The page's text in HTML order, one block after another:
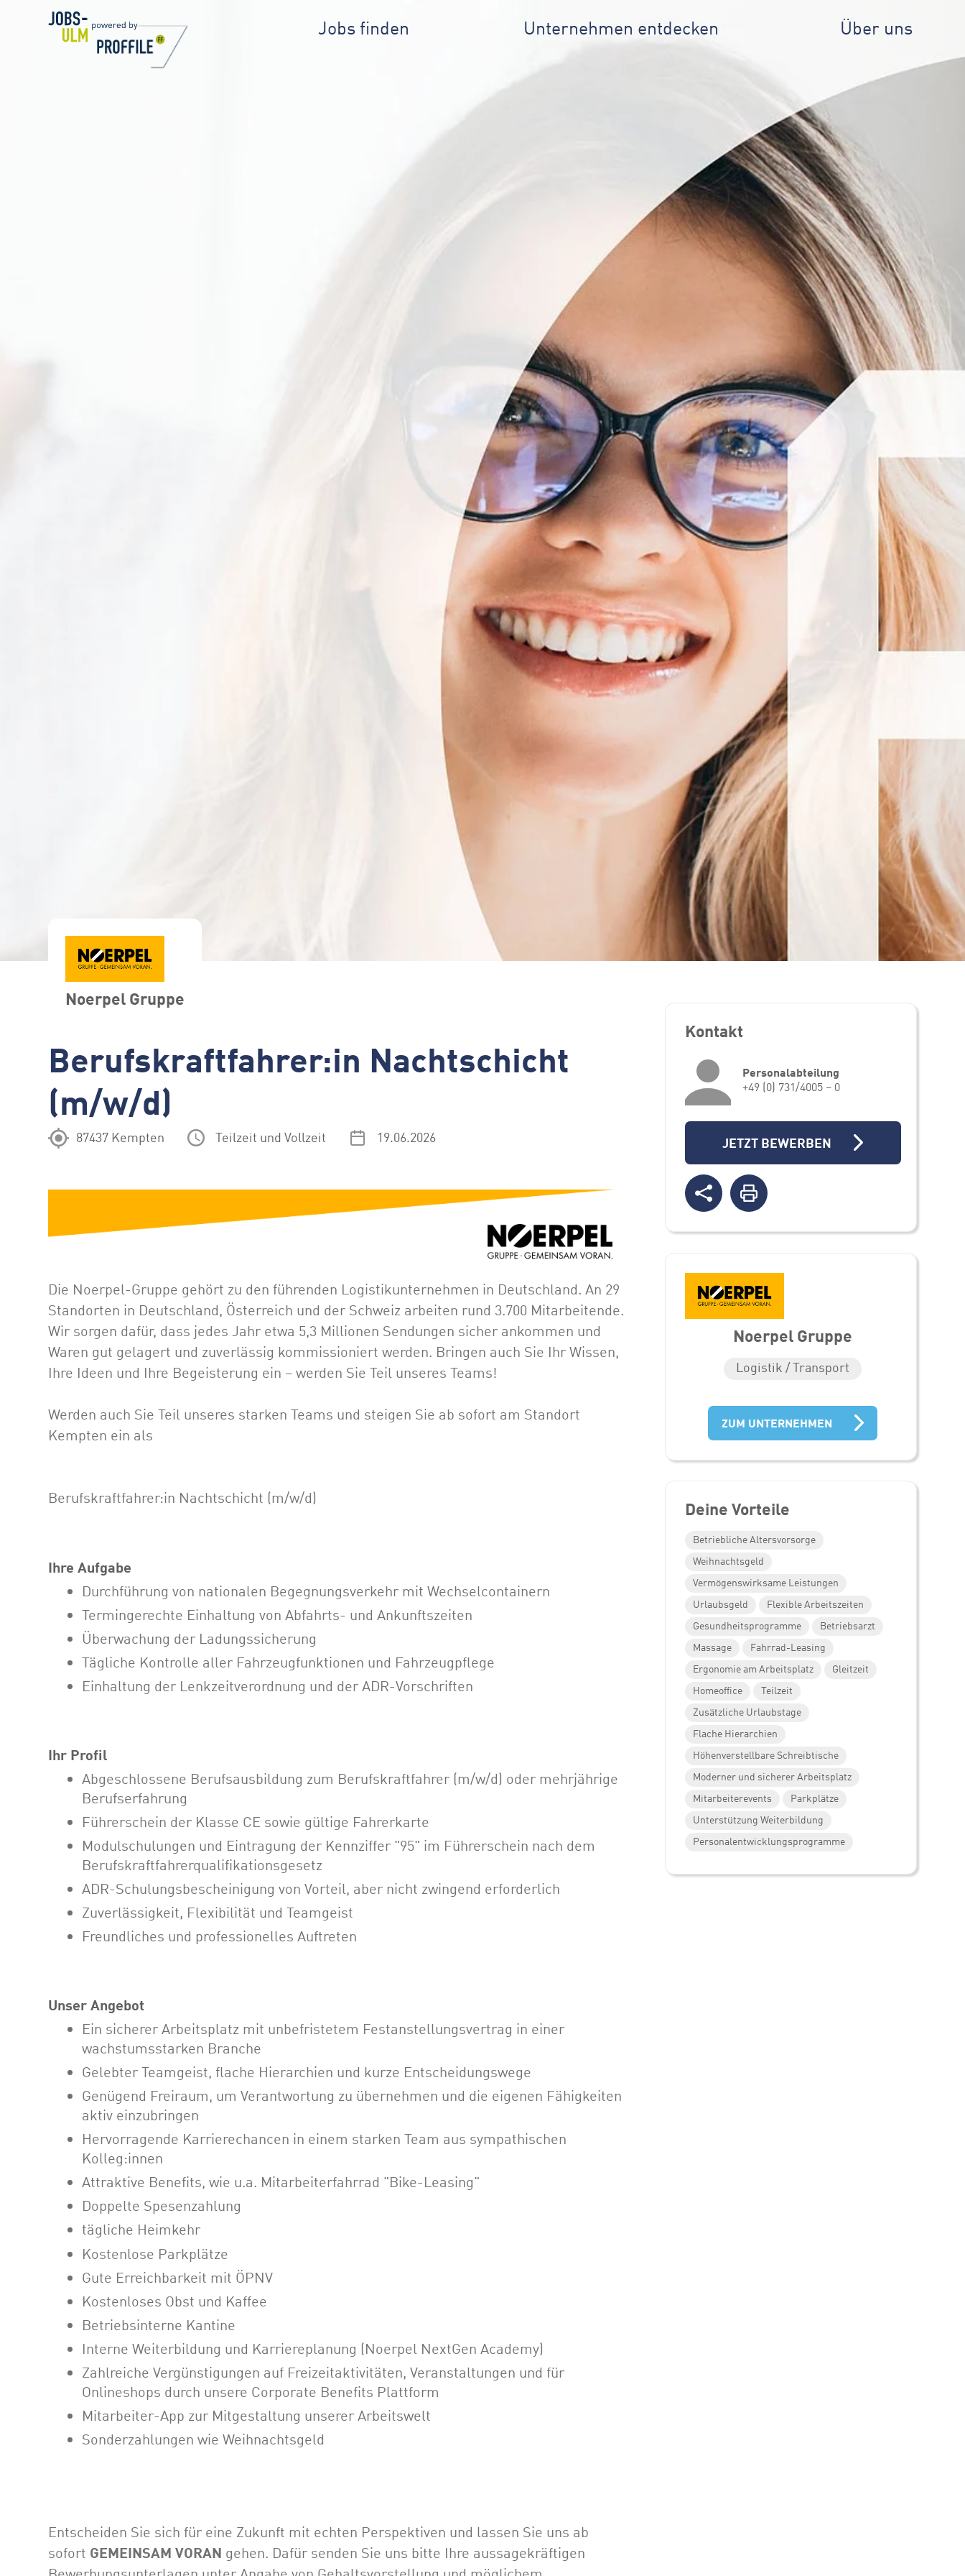
Jobs finden Unternehmen entdecken Über uns
Noerpel Gruppe
Berufskraftfahrer:in Nachtschicht
(m/w/d)
87437 Kempten Teilzeit und Vollzeit 19.06.2026
Die Noerpel-Gruppe gehört zu den führenden Logistikunternehmen in Deutschland. An 29
Standorten in Deutschland, Österreich und der Schweiz arbeiten rund 3.700 Mitarbeitende.
Wir sorgen dafür, dass jedes Jahr etwa 5,3 Millionen Sendungen sicher ankommen und
Waren gut gelagert und zuverlässig kommissioniert werden. Bringen auch Sie Ihr Wissen,
Ihre Ideen und Ihre Begeisterung ein – werden Sie Teil unseres Teams!
Werden auch Sie Teil unseres starken Teams und steigen Sie ab sofort am Standort
Kempten ein als
Berufskraftfahrer:in Nachtschicht (m/w/d)
Ihre Aufgabe
Durchführung von nationalen Begegnungsverkehr mit Wechselcontainern
Termingerechte Einhaltung von Abfahrts- und Ankunftszeiten
Überwachung der Ladungssicherung
Tägliche Kontrolle aller Fahrzeugfunktionen und Fahrzeugpflege
Einhaltung der Lenkzeitverordnung und der ADR-Vorschriften
Ihr Profil
Abgeschlossene Berufsausbildung zum Berufskraftfahrer (m/w/d) oder mehrjährige
Berufserfahrung
Führerschein der Klasse CE sowie gültige Fahrerkarte
Modulschulungen und Eintragung der Kennziffer "95" im Führerschein nach dem
Berufskraftfahrerqualifikationsgesetz
ADR-Schulungsbescheinigung von Vorteil, aber nicht zwingend erforderlich
Zuverlässigkeit, Flexibilität und Teamgeist
Freundliches und professionelles Auftreten
Unser Angebot
Ein sicherer Arbeitsplatz mit unbefristetem Festanstellungsvertrag in einer
wachstumsstarken Branche
Gelebter Teamgeist, flache Hierarchien und kurze Entscheidungswege
Genügend Freiraum, um Verantwortung zu übernehmen und die eigenen Fähigkeiten
aktiv einzubringen
Hervorragende Karrierechancen in einem starken Team aus sympathischen
Kolleg:innen
Attraktive Benefits, wie u.a. Mitarbeiterfahrrad "Bike-Leasing"
Doppelte Spesenzahlung
tägliche Heimkehr
Kostenlose Parkplätze
Gute Erreichbarkeit mit ÖPNV
Kostenloses Obst und Kaffee
Betriebsinterne Kantine
Interne Weiterbildung und Karriereplanung (Noerpel NextGen Academy)
Zahlreiche Vergünstigungen auf Freizeitaktivitäten, Veranstaltungen und für
Onlineshops durch unsere Corporate Benefits Plattform
Mitarbeiter-App zur Mitgestaltung unserer Arbeitswelt
Sonderzahlungen wie Weihnachtsgeld
Entscheiden Sie sich für eine Zukunft mit echten Perspektiven und lassen Sie uns ab
sofort GEMEINSAM VORAN gehen. Dafür senden Sie uns bitte Ihre aussagekräftigen
Kontakt
Personalabteilung
+49 (0) 731/4005 – 0
JETZT BEWERBEN
Noerpel Gruppe
Logistik / Transport
ZUM UNTERNEHMEN
Deine Vorteile
Betriebliche Altersvorsorge
Weihnachtsgeld
Vermögenswirksame Leistungen
Urlaubsgeld
Flexible Arbeitszeiten
Gesundheitsprogramme
Betriebsarzt
Massage
Fahrrad-Leasing
Ergonomie am Arbeitsplatz
Gleitzeit
Homeoffice
Teilzeit
Zusätzliche Urlaubstage
Flache Hierarchien
Höhenverstellbare Schreibtische
Moderner und sicherer Arbeitsplatz
Mitarbeiterevents
Parkplätze
Unterstützung Weiterbildung
Personalentwicklungsprogramme